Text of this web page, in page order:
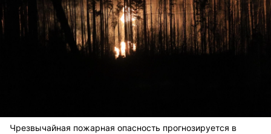
Чрезвычайная пожарная опасность прогнозируется в